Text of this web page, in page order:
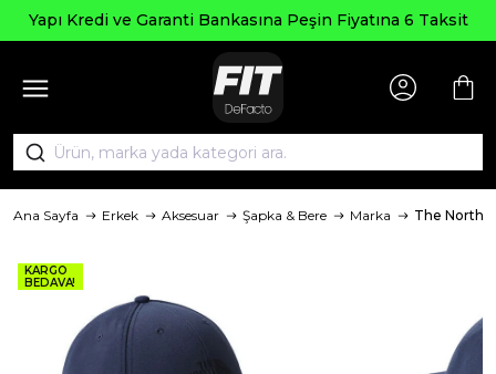
Yapı Kredi ve Garanti Bankasına Peşin Fiyatına 6 Taksit
Ana Sayfa Erkek Aksesuar Şapka & Bere Marka The North
KARGO
BEDAVA!